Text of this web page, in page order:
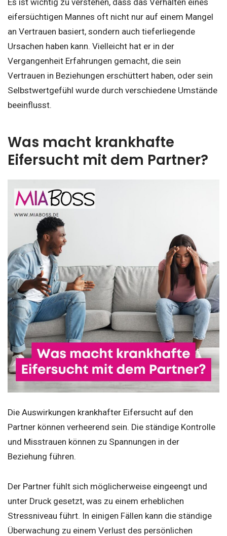
eifersüchtigen Mannes oft nicht nur auf einem Mangel
an Vertrauen basiert, sondern auch tieferliegende
Ursachen haben kann. Vielleicht hat er in der
Vergangenheit Erfahrungen gemacht, die sein
Vertrauen in Beziehungen erschüttert haben, oder sein
Selbstwertgefühl wurde durch verschiedene Umstände
beeinflusst.
Was macht krankhafte
Eifersucht mit dem Partner?
Die Auswirkungen krankhafter Eifersucht auf den
Partner können verheerend sein. Die ständige Kontrolle
und Misstrauen können zu Spannungen in der
Beziehung führen.
Der Partner fühlt sich möglicherweise eingeengt und
unter Druck gesetzt, was zu einem erheblichen
Stressniveau führt. In einigen Fällen kann die ständige
Überwachung zu einem Verlust des persönlichen